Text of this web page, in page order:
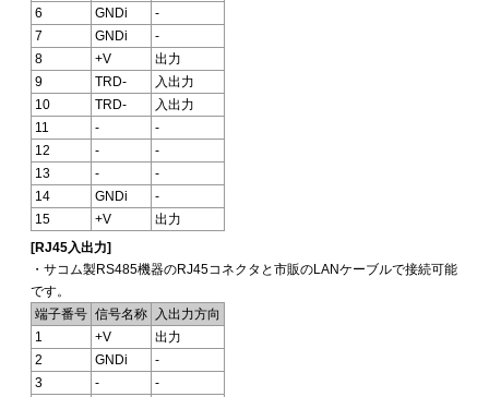
6
GNDi
-
7
GNDi
-
8
+V
出力
9
TRD-
入出力
10
TRD-
入出力
11
-
-
12
-
-
13
-
-
14
GNDi
-
15
+V
出力
[RJ45入出力]
・サコム製RS485機器のRJ45コネクタと市販のLANケーブルで接続可能
です。
端子番号 信号名称
入出力方向
1
+V
出力
2
GNDi
-
3
-
-